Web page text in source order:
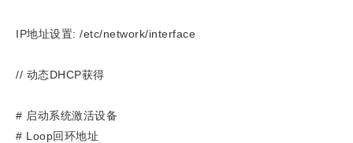
IP地址设置: /etc/network/interface
// 动态DHCP获得
# 启动系统激活设备
# Loop回环地址